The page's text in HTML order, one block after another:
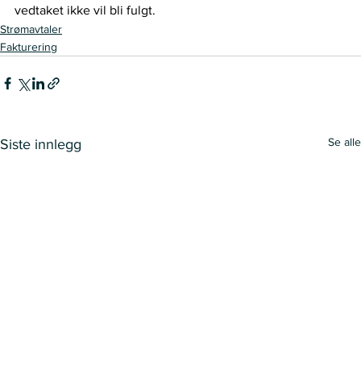
vedtaket ikke vil bli fulgt.
Strømavtaler
Fakturering
Siste innlegg Se alle